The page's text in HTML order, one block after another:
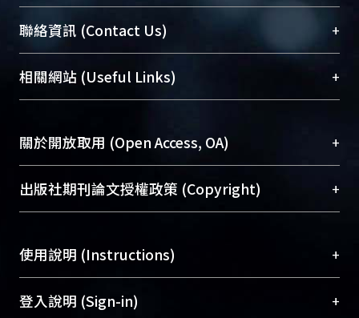
臺大位居世界頂尖大學之列，為永久珍藏及向國際
展現本校豐碩的研究成果及學術能量，圖書館整合
機構典藏（NTUR）與學術庫（AH）不同功能平
台，成為臺大學術典藏NTU scholars。期能整合研
成果。
To permanently archive and promote researcher
profiles and scholarly works, Library integrates the
services of “NTU Repository” with “Academic
聯絡資訊 (Contact Us) +
總館學科館員(Main Library)
醫學圖書館學科館員(Medical Library)
Sciences Library)
相關網站 (Useful Links) +
關於開放取用 (Open Access, OA) +
開放取用是從使用者角度提升資訊取用性的社會運
動，應用在學術研究上是透過將研究著作公開供使
用逐年攀升。同時可加速研究發展、提升研究影響
Archive）平台。 （點選深入了解OA）
出版社期刊論文授權政策 (Copyright) +
含部分內容的版權非匯入者所有，或由第三方贊
助與合作完成，請確認該版權所有者及第三方同
意提供此授權。
使用說明 (Instructions) +
網站簡介(Quickstart Guide)
登入說明 (Sign-in) +